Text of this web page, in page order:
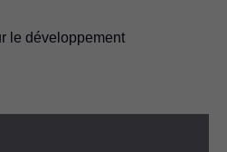
le développement